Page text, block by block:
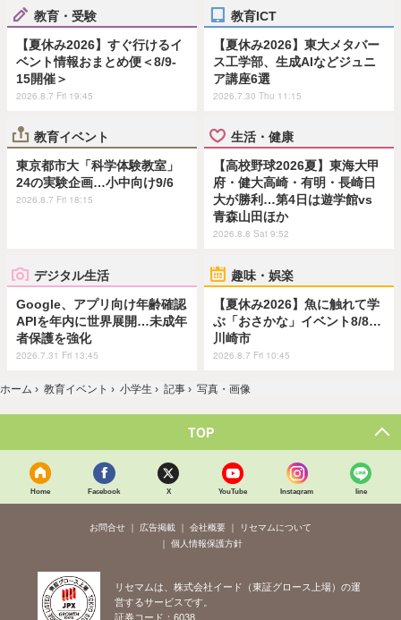
教育・受験
【夏休み2026】すぐ行けるイ
ベント情報おまとめ便＜8/9-
15開催＞
2026.8.7 Fri 19:45
教育ICT
【夏休み2026】東大メタバー
ス工学部、生成AIなどジュニ
ア講座6選
2026.7.30 Thu 11:15
教育イベント
東京都市大「科学体験教室」
24の実験企画…小中向け9/6
2026.8.7 Fri 18:15
生活・健康
【高校野球2026夏】東海大甲
府・健大高崎・有明・長崎日
大が勝利…第4日は遊学館vs
青森山田ほか
2026.8.8 Sat 9:52
デジタル生活
Google、アプリ向け年齢確認
APIを年内に世界展開…未成年
者保護を強化
2026.7.31 Fri 13:45
趣味・娯楽
【夏休み2026】魚に触れて学
ぶ「おさかな」イベント8/8…
川崎市
2026.8.7 Fri 10:45
ホーム › 教育イベント › 小学生 › 記事 › 写真・画像
TOP
Home Facebook X YouTube Instagram line
お問合せ 広告掲載 会社概要
リセマムについて
個人情報保護方針
リセマムは、株式会社イード（東証グロース上場）の運
営するサービスです。
証券コード：6038